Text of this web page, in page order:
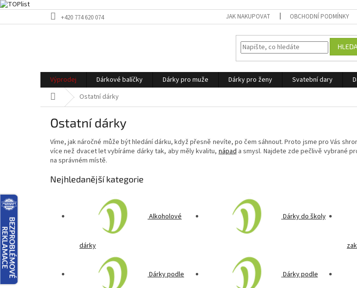
na
+420 774 620 074 JAK NAKUPOVAT OBCHODNÍ PODMÍNKY
Výprodej Dárkové balíčky Dárky pro muže Dárky pro ženy Svatební dary
Domů Ostatní dárky
Ostatní dárky
Víme, jak náročné může být hledání dárku, když přesně nevíte, po čem sáhnout. Proto jsme pro Vás
více než dvacet let vybíráme dárky tak, aby měly kvalitu, nápad a smysl. Najdete zde pečlivě vybrané
na správném místě.
Nejhledanější kategorie
Alkoholové
dárky
Dárky do školy
Dárky podle Dárky podle